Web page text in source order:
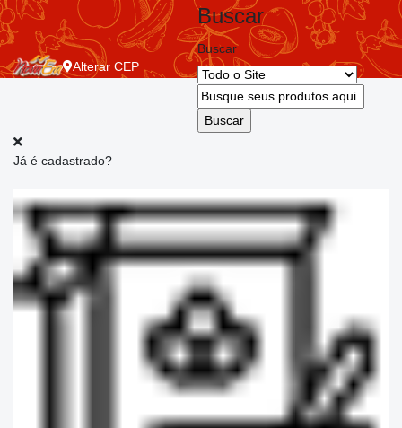
Alterar CEP
Buscar
Buscar
Já é cadastrado?